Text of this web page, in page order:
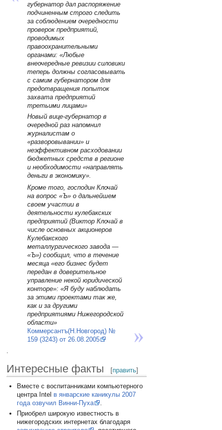
губернатор дал распоряжение
подчиненным строго следить
за соблюдением очередности
проверок предприятий,
проводимых
правоохранительными
органами: «Любые
внеочередные ревизии силовики
теперь должны согласовывать
с самим губернатором для
предотвращения попыток
захвата предприятий
третьими лицами»
Новый вице-губернатор в
очередной раз напомнил
журналистам о
«разворовывании» и
неэффективном расходовании
бюджетных средств в регионе
и необходимости «направлять
деньги в экономику».
Кроме того, господин Клочай
на вопрос «Ъ» о дальнейшем
своем участии в
деятельности кулебакских
предприятий (Виктор Клочай в
числе основных акционеров
Кулебакского
металлургического завода —
«Ъ») сообщил, что в течение
месяца «его бизнес будет
передан в доверительное
управление некой юридической
конторе»: «Я буду наблюдать
за этими проектами так же,
как и за другими
предприятиями Нижегородской
области»
Коммерсантъ(Н.Новгород) №
159 (3243) от 26.08.2005
.
Интересные факты [править]
Вместе с воспитанниками компьютерного
центра Intel в январские каникулы 2007
года озвучил Винни-Пуха
.
Приобрел широкую известность в
нижегородских интернетах благодаря